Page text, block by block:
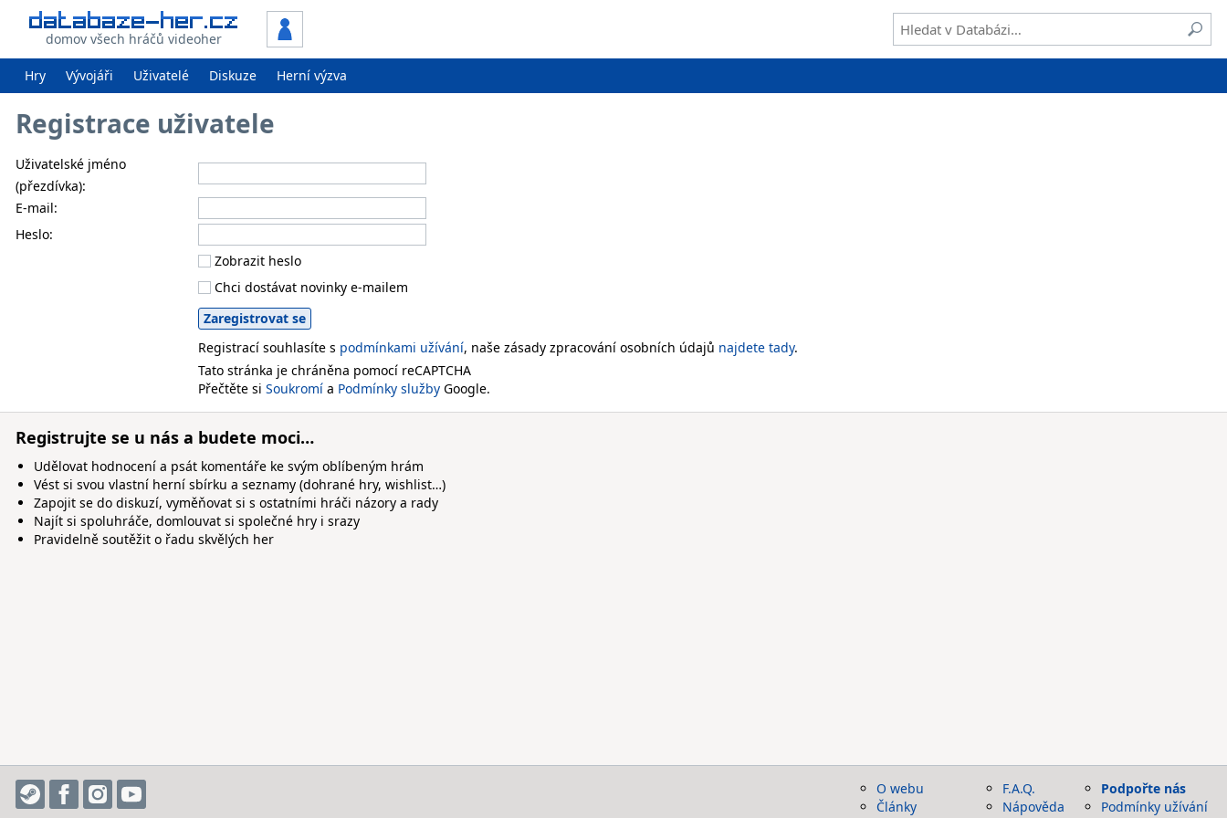
domov všech hráčů videoher
Hry Vývojáři Uživatelé Diskuze Herní výzva
Registrace uživatele
Uživatelské jméno
(přezdívka):
E-mail:
Heslo:
Zobrazit heslo
Chci dostávat novinky e-mailem
Registrací souhlasíte s podmínkami užívání, naše zásady zpracování osobních údajů najdete tady.
Tato stránka je chráněna pomocí reCAPTCHA
Přečtěte si Soukromí a Podmínky služby Google.
Registrujte se u nás a budete moci…
Udělovat hodnocení a psát komentáře ke svým oblíbeným hrám
Vést si svou vlastní herní sbírku a seznamy (dohrané hry, wishlist…)
Zapojit se do diskuzí, vyměňovat si s ostatními hráči názory a rady
Najít si spoluhráče, domlouvat si společné hry i srazy
Pravidelně soutěžit o řadu skvělých her
O webu
Články
F.A.Q.
Nápověda
Podpořte nás
Podmínky užívání